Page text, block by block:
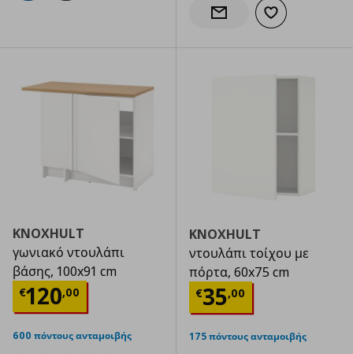
Ενημέρωση διαθεσιμότητας
Προσθήκη στα
KNOXHULT
γωνιακό ντουλάπι
βάσης, 100x91 cm
€120,00
Τρέχουσα τιμή € 120,00
600 πόντους ανταμοιβής
KNOXHULT
ντουλάπι τοίχου με
πόρτα, 60x75 cm
€35,00
Τρέχουσα
175 πόντους ανταμοιβής